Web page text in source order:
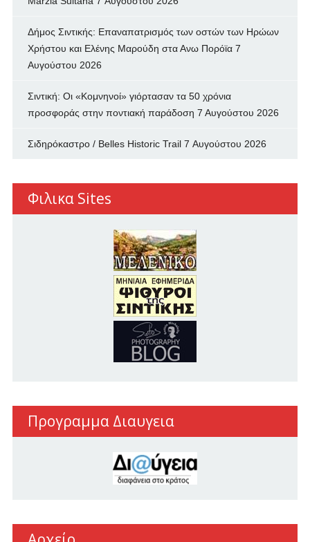
Δήμος Σιντικής: Επαναπατρισμός των oστών των Ηρώων
Χρήστου και Ελένης Μαρούδη στα Ανω Πορόϊα 7
Αυγούστου 2026
Σιντική: Οι «Κομνηνοί» γιόρτασαν τα 50 χρόνια
προσφοράς στην ποντιακή παράδοση 7 Αυγούστου 2026
Σιδηρόκαστρο / Belles Historic Trail 7 Αυγούστου 2026
Φιλικα Sites
Προγραμμα Διαυγεια